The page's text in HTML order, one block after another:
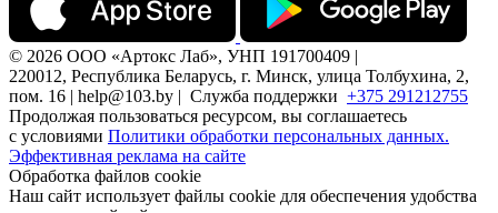
© 2026 ООО «Артокс Лаб», УНП 191700409 |
220012, Республика Беларусь, г. Минск, улица Толбухина, 2,
пом. 16 | help@103.by | Служба поддержки +375 291212755
Продолжая пользоваться ресурсом, вы соглашаетесь
с условиями Политики обработки персональных данных.
Эффективная реклама на сайте
Обработка файлов cookie
Наш сайт использует файлы cookie для обеспечения удобства